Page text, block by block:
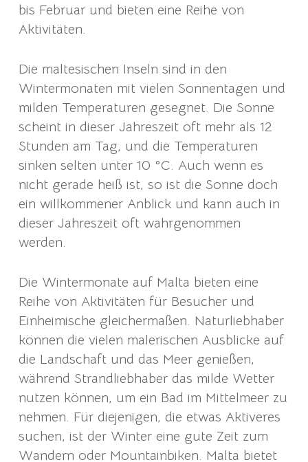
bis Februar und bieten eine Reihe von
Aktivitäten.
Die maltesischen Inseln sind in den
Wintermonaten mit vielen Sonnentagen und
milden Temperaturen gesegnet. Die Sonne
scheint in dieser Jahreszeit oft mehr als 12
Stunden am Tag, und die Temperaturen
sinken selten unter 10 °C. Auch wenn es
nicht gerade heiß ist, so ist die Sonne doch
ein willkommener Anblick und kann auch in
dieser Jahreszeit oft wahrgenommen
werden.
Die Wintermonate auf Malta bieten eine
Reihe von Aktivitäten für Besucher und
Einheimische gleichermaßen. Naturliebhaber
können die vielen malerischen Ausblicke auf
die Landschaft und das Meer genießen,
während Strandliebhaber das milde Wetter
nutzen können, um ein Bad im Mittelmeer zu
nehmen. Für diejenigen, die etwas Aktiveres
suchen, ist der Winter eine gute Zeit zum
Wandern oder Mountainbiken. Malta bietet